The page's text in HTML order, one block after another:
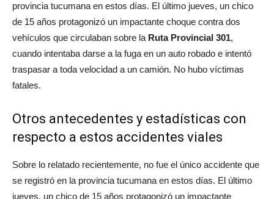
provincia tucumana en estos días. El último jueves, un chico
de 15 años protagonizó un impactante choque contra dos
vehículos que circulaban sobre la Ruta Provincial 301,
cuando intentaba darse a la fuga en un auto robado e intentó
traspasar a toda velocidad a un camión. No hubo víctimas
fatales.
Otros antecedentes y estadísticas con
respecto a estos accidentes viales
Sobre lo relatado recientemente, no fue el único accidente que
se registró en la provincia tucumana en estos días. El último
jueves, un chico de 15 años protagonizó un impactante